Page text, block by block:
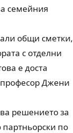
семейния
общи сметки,
с отделни
е доста
професор Джени
решението за
партньорски по